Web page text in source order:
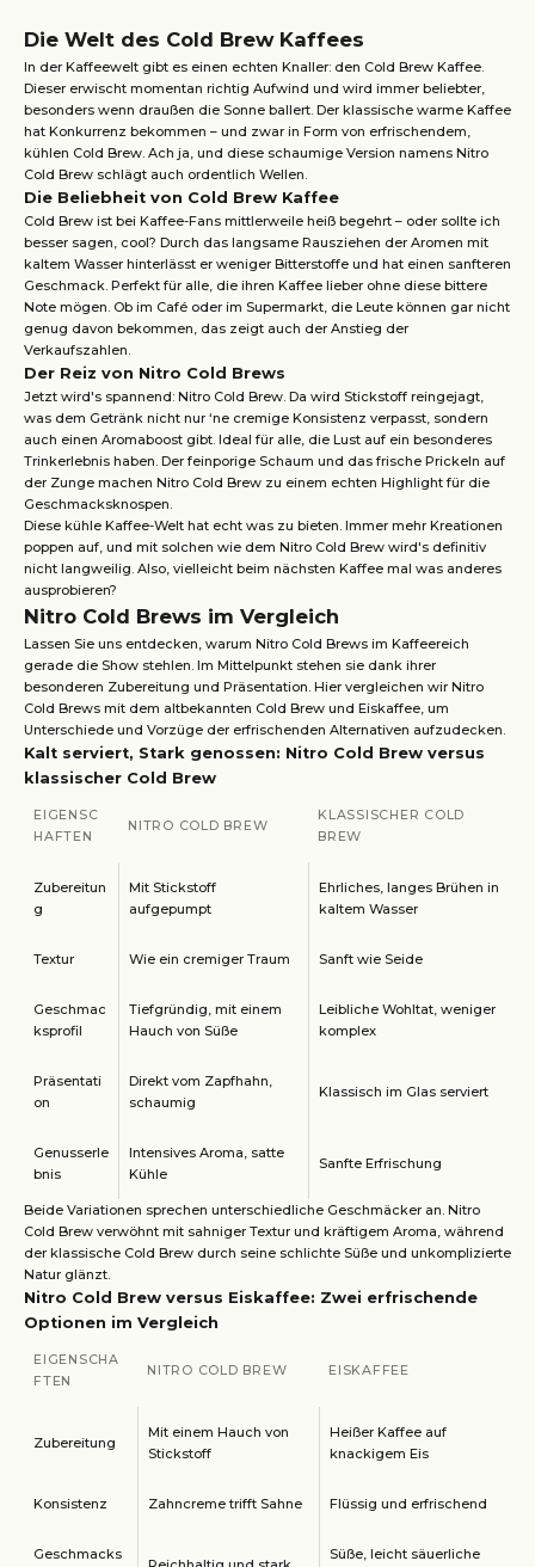
Die Welt des Cold Brew Kaffees
In der Kaffeewelt gibt es einen echten Knaller: den Cold Brew Kaffee.
Dieser erwischt momentan richtig Aufwind und wird immer beliebter,
besonders wenn draußen die Sonne ballert. Der klassische warme Kaffee
hat Konkurrenz bekommen – und zwar in Form von erfrischendem,
kühlen Cold Brew. Ach ja, und diese schaumige Version namens Nitro
Cold Brew schlägt auch ordentlich Wellen.
Die Beliebheit von Cold Brew Kaffee
Cold Brew ist bei Kaffee-Fans mittlerweile heiß begehrt – oder sollte ich
besser sagen, cool? Durch das langsame Rausziehen der Aromen mit
kaltem Wasser hinterlässt er weniger Bitterstoffe und hat einen sanfteren
Geschmack. Perfekt für alle, die ihren Kaffee lieber ohne diese bittere
Note mögen. Ob im Café oder im Supermarkt, die Leute können gar nicht
genug davon bekommen, das zeigt auch der Anstieg der
Verkaufszahlen.
Der Reiz von Nitro Cold Brews
Jetzt wird's spannend: Nitro Cold Brew. Da wird Stickstoff reingejagt,
was dem Getränk nicht nur ‘ne cremige Konsistenz verpasst, sondern
auch einen Aromaboost gibt. Ideal für alle, die Lust auf ein besonderes
Trinkerlebnis haben. Der feinporige Schaum und das frische Prickeln auf
der Zunge machen Nitro Cold Brew zu einem echten Highlight für die
Geschmacksknospen.
Diese kühle Kaffee-Welt hat echt was zu bieten. Immer mehr Kreationen
poppen auf, und mit solchen wie dem Nitro Cold Brew wird's definitiv
nicht langweilig. Also, vielleicht beim nächsten Kaffee mal was anderes
ausprobieren?
Nitro Cold Brews im Vergleich
Lassen Sie uns entdecken, warum Nitro Cold Brews im Kaffeereich
gerade die Show stehlen. Im Mittelpunkt stehen sie dank ihrer
besonderen Zubereitung und Präsentation. Hier vergleichen wir Nitro
Cold Brews mit dem altbekannten Cold Brew und Eiskaffee, um
Unterschiede und Vorzüge der erfrischenden Alternativen aufzudecken.
Kalt serviert, Stark genossen: Nitro Cold Brew versus
klassischer Cold Brew
EIGENSC
HAFTEN
NITRO COLD BREW
KLASSISCHER COLD
BREW
Zubereitun
g
Mit Stickstoff
aufgepumpt
Ehrliches, langes Brühen in
kaltem Wasser
Textur Wie ein cremiger Traum Sanft wie Seide
Geschmac
ksprofil
Tiefgründig, mit einem
Hauch von Süße
Leibliche Wohltat, weniger
komplex
Präsentati
on
Direkt vom Zapfhahn,
schaumig
Klassisch im Glas serviert
Genusserle
bnis
Intensives Aroma, satte
Kühle
Sanfte Erfrischung
Beide Variationen sprechen unterschiedliche Geschmäcker an. Nitro
Cold Brew verwöhnt mit sahniger Textur und kräftigem Aroma, während
der klassische Cold Brew durch seine schlichte Süße und unkomplizierte
Natur glänzt.
Nitro Cold Brew versus Eiskaffee: Zwei erfrischende
Optionen im Vergleich
EIGENSCHA
FTEN
NITRO COLD BREW EISKAFFEE
Zubereitung
Mit einem Hauch von
Stickstoff
Heißer Kaffee auf
knackigem Eis
Konsistenz Zahncreme trifft Sahne Flüssig und erfrischend
Geschmacks Süße, leicht säuerliche